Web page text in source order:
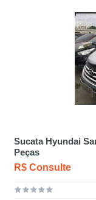
Sucata Hyundai
Peças
R$ Consulte